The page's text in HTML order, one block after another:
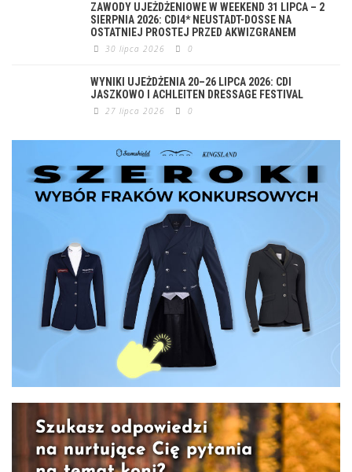
ZAWODY UJEŻDŻENIOWE W WEEKEND 31 LIPCA – 2
SIERPNIA 2026: CDI4* NEUSTADT-DOSSE NA
OSTATNIEJ PROSTEJ PRZED AKWIZGRANEM
30 lipca 2026 0
WYNIKI UJEŻDŻENIA 20–26 LIPCA 2026: CDI
JASZKOWO I ACHLEITEN DRESSAGE FESTIVAL
27 lipca 2026 0